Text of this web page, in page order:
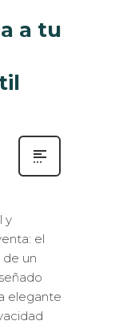
a tu
y
el
un
elegante